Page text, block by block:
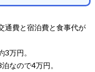
通費と宿泊費と食事代が
万円。
なので4万円。